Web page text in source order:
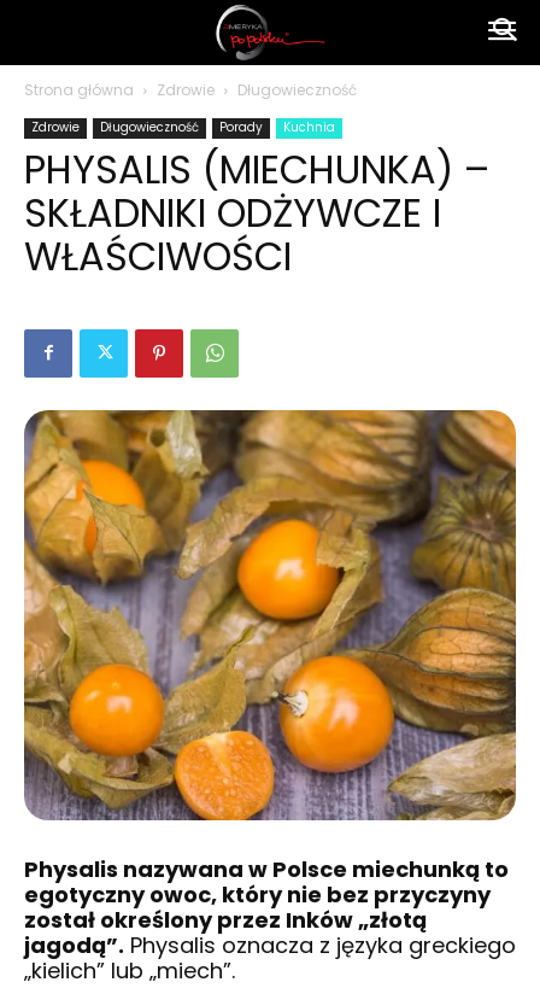
polsku
Strona główna Zdrowie Długowieczność
Zdrowie Długowieczność Porady Kuchnia
PHYSALIS (MIECHUNKA) –
SKŁADNIKI ODŻYWCZE I
WŁAŚCIWOŚCI
Physalis nazywana w Polsce miechunką to
egotyczny owoc, który nie bez przyczyny
został określony przez Inków „złotą
jagodą”. Physalis oznacza z języka greckiego
„kielich” lub „miech”.